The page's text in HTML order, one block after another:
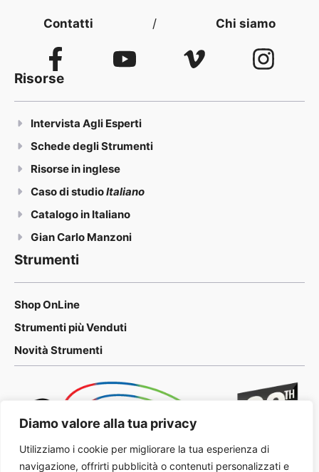
Diamo valore alla tua privacy
Utilizziamo i cookie per migliorare la tua esperienza di
navigazione, offrirti pubblicità o contenuti personalizzati e
Contatti / Chi siamo
Risorse
Intervista Agli Esperti
Schede degli Strumenti
Risorse in inglese
Caso di studioItaliano
Catalogo in Italiano
Gian Carlo Manzoni
Strumenti
Shop OnLine
Strumenti più Venduti
Novità Strumenti